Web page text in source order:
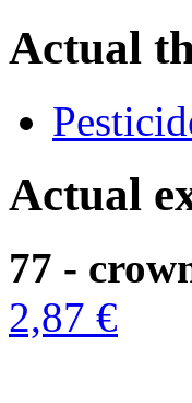
Actual
Actual
77 -
2,87 €